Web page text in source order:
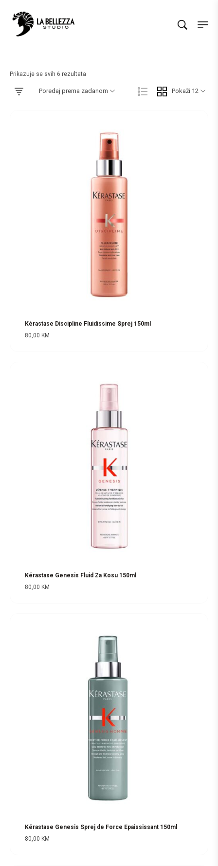
Prikazuje se svih 6 rezultata
Pokaži 12
Poredaj prema zadanom
Kérastase Discipline Fluidissime Sprej 150ml
80,00 KM
Kérastase Genesis Fluid Za Kosu 150ml
80,00 KM
Kérastase Genesis Sprej de Force Epaississant 150ml
80,00 KM